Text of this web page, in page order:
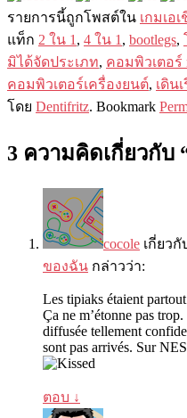
รายการนี​​้ถูกโพสต์ใน เกมเอเ
แท็ก 2 ใน 1, 4 ใน 1, bootlegs,
มิได้จัดประเภท, คอมพิวเตอร์
คอมพิวเตอร์เครื่องยนต์, เดิน
โดย Dentifritz. Bookmark
3 ความคิดเกี่ยวกับ
cocole เกี่ยวกั
ของฉัน กล่าวว่า:
Les tipiaks étaient partout
Ça ne m’étonne pas
diffusée tellement
sont pas arrivés. Sur
ตอบ ↓